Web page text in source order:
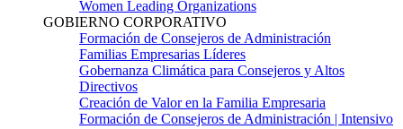
Women Leading Organizations
GOBIERNO CORPORATIVO
Formación de Consejeros de Administración
Familias Empresarias Líderes
Gobernanza Climática para Consejeros y Altos
Directivos
Creación de Valor en la Familia Empresaria
Formación de Consejeros de Administración | Intensivo